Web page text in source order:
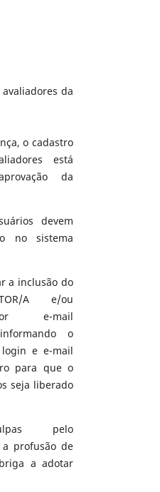
da
o cadastro
está
da
devem
no sistema
a inclusão do
A e/ou
e-mail
o
e e-mail
para que o
seja liberado
pelo
a profusão de
a adotar